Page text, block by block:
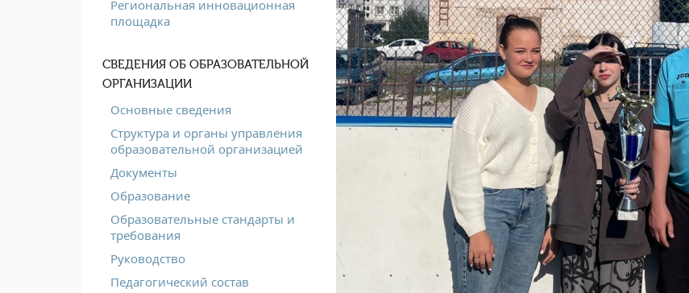
Региональная инновационная
площадка
СВЕДЕНИЯ ОБ ОБРАЗОВАТЕЛЬНОЙ
ОРГАНИЗАЦИИ
Основные сведения
Структура и органы управления
образовательной организацией
Документы
Образование
Образовательные стандарты и
требования
Руководство
Педагогический состав